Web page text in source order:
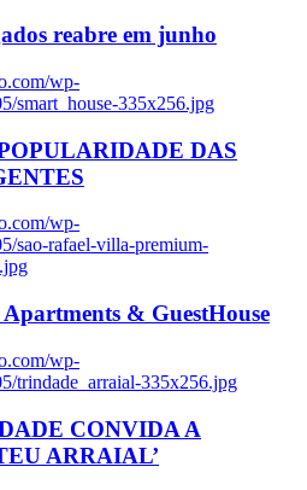
reabre em junho
wp-
smart_house-335x256.jpg
DAS
wp-
sao-rafael-villa-premium-
& GuestHouse
wp-
trindade_arraial-335x256.jpg
CONVIDA A
ARRAIAL’